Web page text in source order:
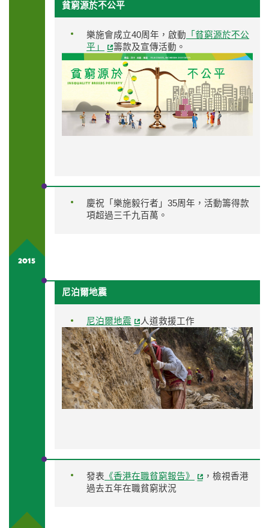
貧窮源於不公平
樂施會成立40周年，啟動 「貧窮源於不公
平」
籌款及宣傳活動。
慶祝「樂施毅行者」35周年，活動籌得款
項超過三千九百萬。
2015
尼泊爾地震
尼泊爾地震 人道救援工作
發表 《香港在職貧窮報告》
，檢視香港
過去五年在職貧窮狀況